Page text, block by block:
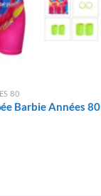
80
Barbie Années 80